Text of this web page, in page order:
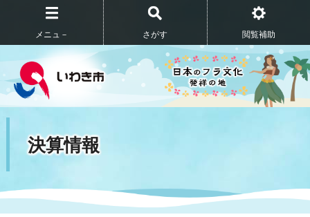
メニュ－ さがす 閲覧補助
決算情報